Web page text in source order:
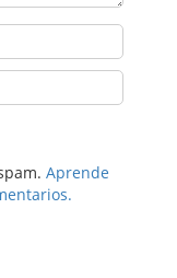
Aprende